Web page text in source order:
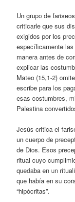
Un grupo de
criticarle que sus
exigidos por los
específicamente
manera antes de
explicar las
Mateo (15,1-2)
escribe para los
esas costumbres,
Palestina
Jesús critica el
un cuerpo de
de Dios. Esos
ritual cuyo
quedaba en un
que había en su
“hipócritas”.